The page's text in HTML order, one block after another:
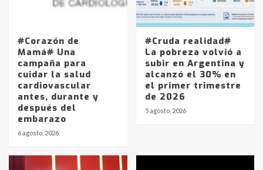
#Corazón de
Mamá# Una
campaña para
cuidar la salud
cardiovascular
antes, durante y
después del
embarazo
6 agosto, 2026
#Cruda realidad#
La pobreza volvió a
subir en Argentina y
alcanzó el 30% en
el primer trimestre
de 2026
5 agosto, 2026